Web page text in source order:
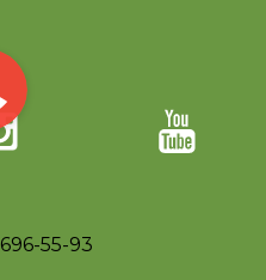
55-93